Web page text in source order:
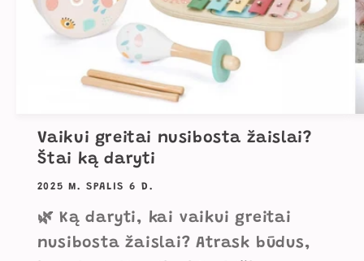
Vaikui greitai nusibosta žaislai?
Štai ką daryti
2025 M. SPALIS 6 D.
🌿 Ką daryti, kai vaikui greitai
nusibosta žaislai? Atrask būdus,